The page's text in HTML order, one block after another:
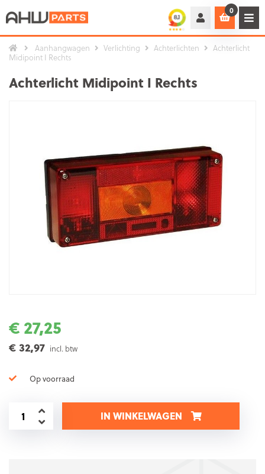
0
Aanhangwagen Verlichting Achterlichten
Achterlicht
Midipoint I Rechts
Achterlicht Midipoint I Rechts
€ 27,25
€ 32,97 incl. btw
Op voorraad
IN WINKELWAGEN